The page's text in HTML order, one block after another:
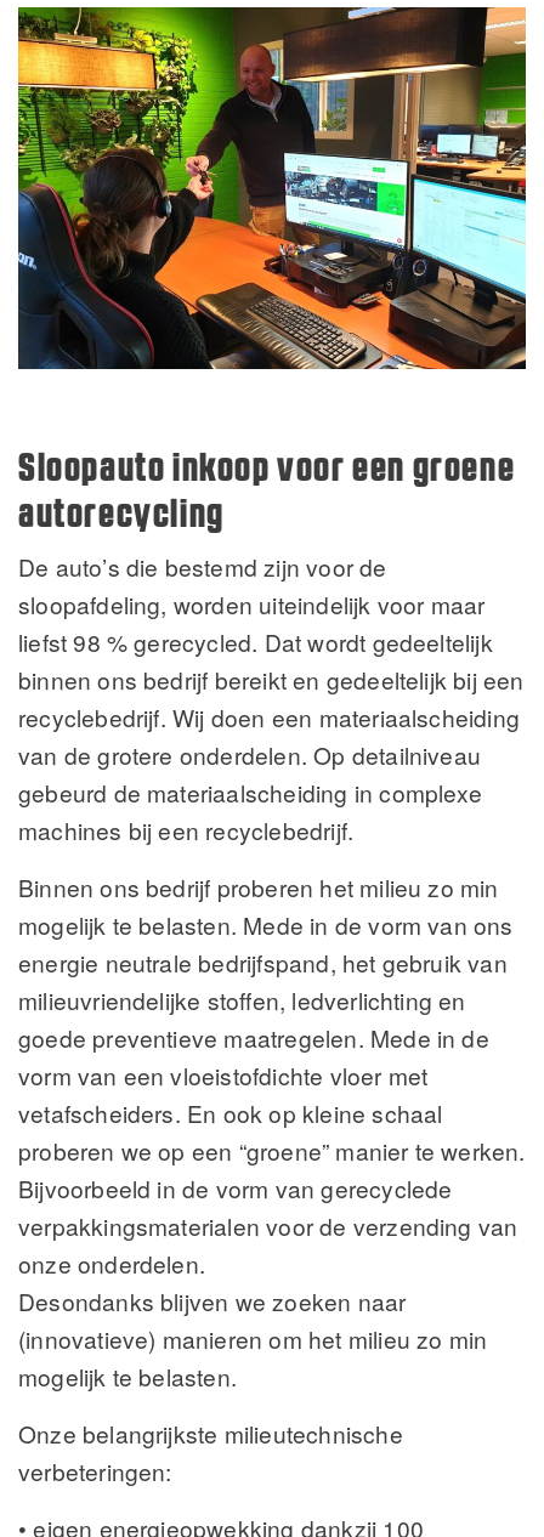
Sloopauto inkoop voor een groene
autorecycling
De auto’s die bestemd zijn voor de
sloopafdeling, worden uiteindelijk voor maar
liefst 98 % gerecycled. Dat wordt gedeeltelijk
binnen ons bedrijf bereikt en gedeeltelijk bij een
recyclebedrijf. Wij doen een materiaalscheiding
van de grotere onderdelen. Op detailniveau
gebeurd de materiaalscheiding in complexe
machines bij een recyclebedrijf.
Binnen ons bedrijf proberen het milieu zo min
mogelijk te belasten. Mede in de vorm van ons
energie neutrale bedrijfspand, het gebruik van
milieuvriendelijke stoffen, ledverlichting en
goede preventieve maatregelen. Mede in de
vorm van een vloeistofdichte vloer met
vetafscheiders. En ook op kleine schaal
proberen we op een “groene” manier te werken.
Bijvoorbeeld in de vorm van gerecyclede
verpakkingsmaterialen voor de verzending van
onze onderdelen.
Desondanks blijven we zoeken naar
(innovatieve) manieren om het milieu zo min
mogelijk te belasten.
Onze belangrijkste milieutechnische
verbeteringen:
• eigen energieopwekking dankzij 100